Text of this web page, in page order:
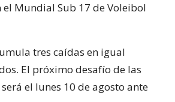
Mundial Sub 17 de Voleibol
tres caídas en igual
El próximo desafío de las
será el lunes 10 de agosto ante